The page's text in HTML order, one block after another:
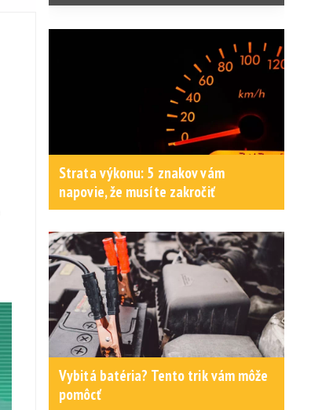
Strata výkonu: 5 znakov vám
napovie, že musíte zakročiť
Vybitá batéria? Tento trik vám môže
pomôcť